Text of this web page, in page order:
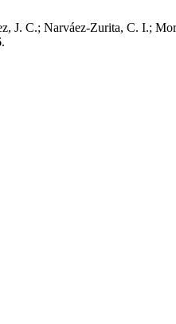
J. C.; Narváez-Zurita, C. I.;